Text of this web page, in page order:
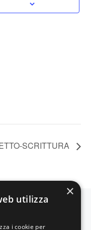
SCRITTURA
×
utilizza
i cookie per